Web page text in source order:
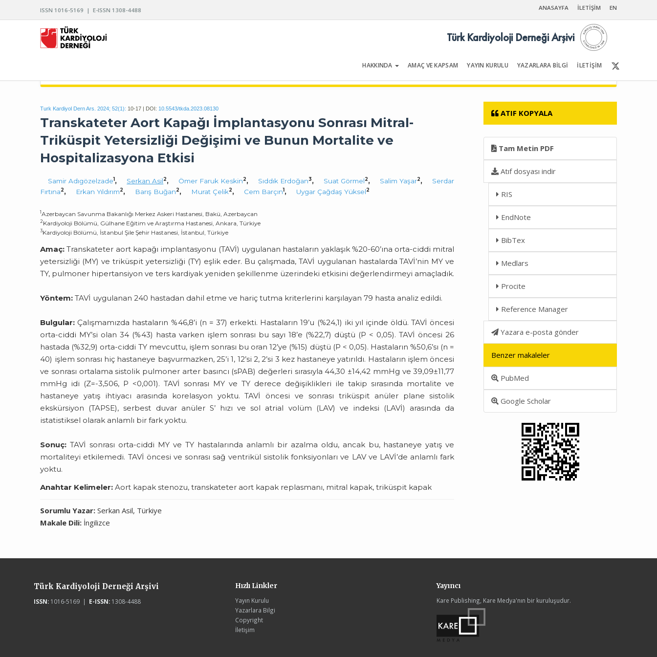
ISSN 1016-5169 | E-ISSN 1308-4488 ANASAYFA İLETİŞİM EN
HAKKINDA AMAÇ VE KAPSAM YAYIN KURULU YAZARLARA BİLGİ İLETİŞİM
Türk Kardiyoloji Derneği Arşivi
Turk Kardiyol Dern Ars. 2024; 52(1): 10-17 | DOI: 10.5543/tkda.2023.08130
Transkateter Aort Kapağı İmplantasyonu Sonrası Mitral-
Triküspit Yetersizliği Değişimi ve Bunun Mortalite ve
Hospitalizasyona Etkisi
Samir Adıgözelzade1, Serkan Asil2, Ömer Faruk Keskin2, Sıddık Erdoğan3, Suat Görmel2, Salim Yaşar2,
Serdar
Fırtına2, Erkan Yıldırım2, Barış Buğan2, Murat Çelik2, Cem Barçın1, Uygar Çağdaş Yüksel2
1Azerbaycan Savunma Bakanlığı Merkez Askeri Hastanesi, Bakü, Azerbaycan
2Kardiyoloji Bölümü, Gülhane Eğitim ve Araştırma Hastanesi, Ankara, Türkiye
3Kardiyoloji Bölümü, İstanbul Şile Şehir Hastanesi, İstanbul, Türkiye
Amaç: Transkateter aort kapağı implantasyonu (TAVİ) uygulanan hastaların yaklaşık %20-60’ına orta-ciddi mitral
yetersizliği (MY) ve triküspit yetersizliği (TY) eşlik eder. Bu çalışmada, TAVİ uygulanan hastalarda TAVİ’nin MY ve
TY, pulmoner hipertansiyon ve ters kardiyak yeniden şekillenme üzerindeki etkisini değerlendirmeyi amaçladık.
Yöntem: TAVİ uygulanan 240 hastadan dahil etme ve hariç tutma kriterlerini karşılayan 79 hasta analiz edildi.
Bulgular: Çalışmamızda hastaların %46,8’i (n = 37) erkekti. Hastaların 19’u (%24,1) iki yıl içinde öldü. TAVİ öncesi
orta-ciddi MY’si olan 34 (%43) hasta varken işlem sonrası bu sayı 18’e (%22,7) düştü (P < 0,05). TAVİ öncesi 26
hastada (%32,9) orta-ciddi TY mevcuttu, işlem sonrası bu oran 12’ye (%15) düştü (P < 0,05). Hastaların %50,6’sı (n =
40) işlem sonrası hiç hastaneye başvurmazken, 25’i 1, 12’si 2, 2’si 3 kez hastaneye yatırıldı. Hastaların işlem öncesi
ve sonrası ortalama sistolik pulmoner arter basıncı (sPAB) değerleri sırasıyla 44,30 ±14,42 mmHg ve 39,09±11,77
mmHg idi (Z=-3,506, P <0,001). TAVİ sonrası MY ve TY derece değişiklikleri ile takip sırasında mortalite ve
hastaneye yatış ihtiyacı arasında korelasyon yoktu. TAVİ öncesi ve sonrası triküspit anüler plane sistolik
ekskürsiyon (TAPSE), serbest duvar anüler S’ hızı ve sol atrial volüm (LAV) ve indeksi (LAVİ) arasında da
istatistiksel olarak anlamlı bir fark yoktu.
Sonuç: TAVİ sonrası orta-ciddi MY ve TY hastalarında anlamlı bir azalma oldu, ancak bu, hastaneye yatış ve
mortaliteyi etkilemedi. TAVİ öncesi ve sonrası sağ ventrikül sistolik fonksiyonları ve LAV ve LAVİ’de anlamlı fark
yoktu.
Anahtar Kelimeler: Aort kapak stenozu, transkateter aort kapak replasmanı, mitral kapak, triküspit kapak
Sorumlu Yazar:Serkan Asil, Türkiye
Makale Dili: İngilizce
ATIF KOPYALA
Tam Metin PDF
Atıf dosyası indir
RIS
EndNote
BibTex
Medlars
Procite
Reference Manager
Yazara e-posta gönder
Benzer makaleler
PubMed
Google Scholar
Türk Kardiyoloji Derneği Arşivi
ISSN:1016-5169 | E-ISSN:1308-4488
Hızlı Linkler
Yayın Kurulu
Yazarlara Bilgi
Copyright
İletişim
Yayıncı
Kare Publishing, Kare Medya'nın bir kuruluşudur.